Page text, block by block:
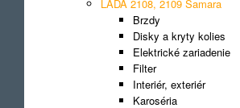
LADA 2108, 2109 Samara
Brzdy
Disky a kryty kolies
Elektrické zariadenie
Filter
Interiér, exteriér
Karoséria